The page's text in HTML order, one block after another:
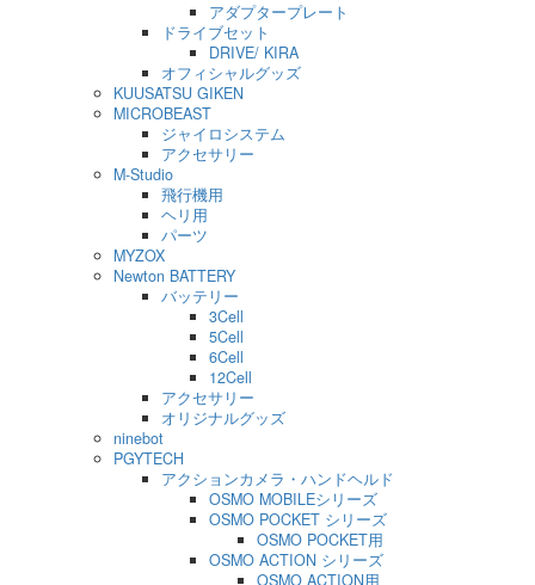
アダプタープレート
ドライブセット
DRIVE/ KIRA
オフィシャルグッズ
KUUSATSU GIKEN
MICROBEAST
ジャイロシステム
アクセサリー
M-Studio
飛行機用
ヘリ用
パーツ
MYZOX
Newton BATTERY
バッテリー
3Cell
5Cell
6Cell
12Cell
アクセサリー
オリジナルグッズ
ninebot
PGYTECH
アクションカメラ・ハンドヘルド
OSMO MOBILEシリーズ
OSMO POCKET シリーズ
OSMO POCKET用
OSMO ACTION シリーズ
OSMO ACTION用